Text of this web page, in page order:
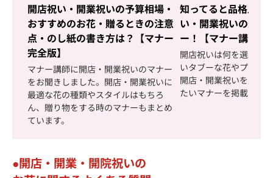
開店祝い・開業祝いの予算相場・
おすすめのお花・贈るときの注意
点・のし紙の書き方は？【マナー
完全版】
マナー講師に開店・開業祝いのマナー
をお聞きしました。開店・開業祝いに
最適な花の種類やスタイルはもちろ
ん、贈り物をする時のマナーもまとめ
ています。
知ってると品格上が
い・開業祝いの最新
ー！【マナー講師イ
開店祝いは何を選ぶ？
いタブーな花やプレゼ
開店・開業祝いを贈る
たいマナーを掲載して
開店・開業・開院祝いの